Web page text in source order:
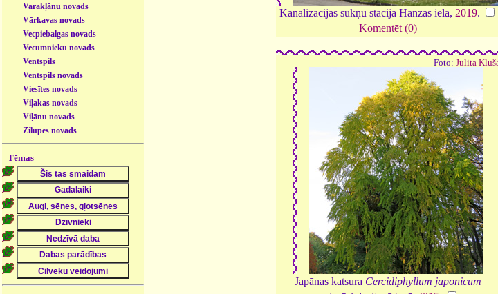
Varakļānu novads
Vārkavas novads
Vecpiebalgas novads
Vecumnieku novads
Ventspils
Ventspils novads
Viesītes novads
Viļakas novads
Viļānu novads
Zilupes novads
Tēmas
Kanalizācijas sūkņu stacija Hanzas ielā, 2019.
Komentēt (0)
Foto: Julita
Japānas katsura Cercidiphyllum japonicum